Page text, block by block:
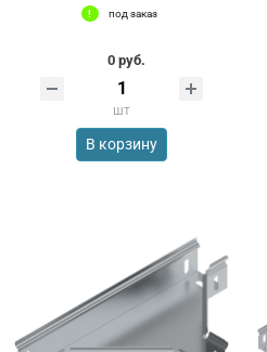
под заказ
0 руб.
шт
В корзину